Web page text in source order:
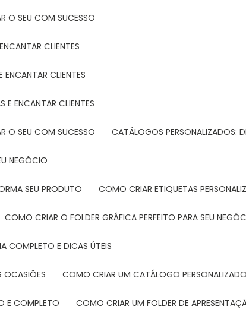
O SEU COM SUCESSO
CLIENTES
ENCANTAR CLIENTES
E ENCANTAR CLIENTES
O SEU COM SUCESSO CATÁLOGOS PERSONALIZADOS:
NEGÓCIO
SEU PRODUTO COMO CRIAR ETIQUETAS
COMO CRIAR O FOLDER GRÁFICA PERFEITO PARA SEU
COMPLETO E DICAS ÚTEIS
OCASIÕES COMO CRIAR UM CATÁLOGO
E COMPLETO COMO CRIAR UM FOLDER DE